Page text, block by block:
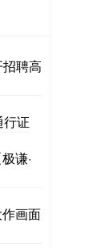
聘高
行证
谦·
画面